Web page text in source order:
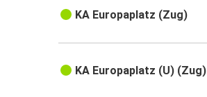
KA Europaplatz (Zug)
KA Europaplatz (U) (Zug)